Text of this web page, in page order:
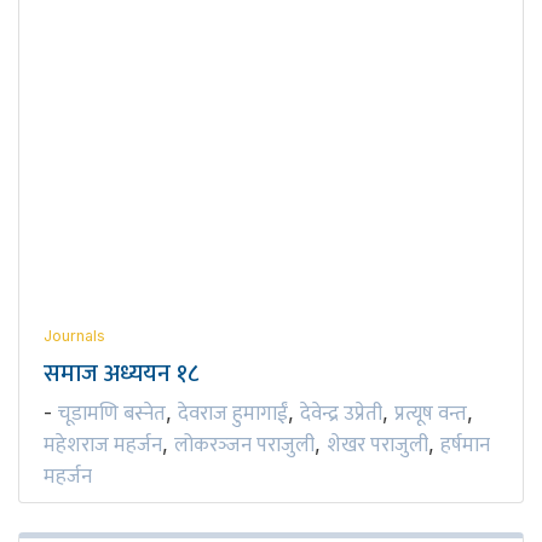
Journals
समाज अध्ययन १८
- चूडामणि बस्नेत, देवराज हुमागाईं, देवेन्द्र उप्रेती, प्रत्यूष वन्त,
महेशराज महर्जन, लोकरञ्‍जन पराजुली, शेखर पराजुली, हर्षमान
महर्जन